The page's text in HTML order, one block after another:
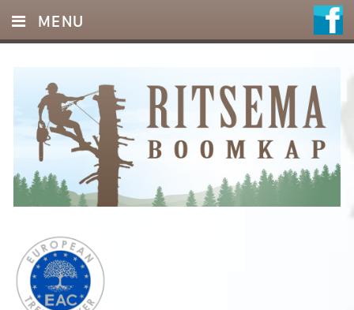
MENU
DIENSTEN
FOTO’S
REFERENTIES
OFFERTE
CONTACT